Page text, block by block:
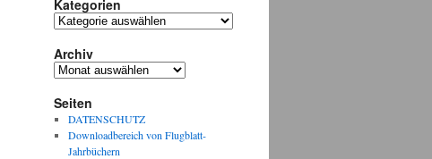
Kategorien
Kategorien
Archiv
Archiv
Seiten
DATENSCHUTZ
Downloadbereich von Flugblatt-
Jahrbüchern